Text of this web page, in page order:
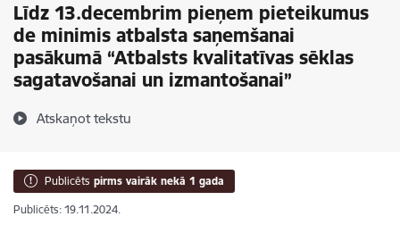
Līdz 13.decembrim pieņem pieteikumus
de minimis atbalsta saņemšanai
pasākumā “Atbalsts kvalitatīvas sēklas
sagatavošanai un izmantošanai”
Atskaņot tekstu
Publicēts pirms vairāk nekā 1 gada
Publicēts: 19.11.2024.